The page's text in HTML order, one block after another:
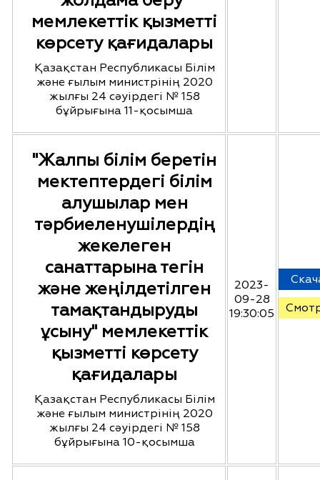
мемлекеттік қызметті
көрсету қағидалары
Қазақстан Республикасы Білім
және ғылым министрінің 2020
жылғы 24 сәуірдегі № 158
бұйрығына 11-қосымша
"Жалпы білім беретін
мектептердегі білім
алушылар мен
тәрбиеленушілердің
жекелеген
санаттарына тегін
және жеңілдетілген
тамақтандыруды
ұсыну" мемлекеттік
қызметті көрсету
қағидалары
Қазақстан Республикасы Білім
және ғылым министрінің 2020
жылғы 24 сәуірдегі № 158
бұйрығына 10-қосымша
2023-
09-28
19:30:05